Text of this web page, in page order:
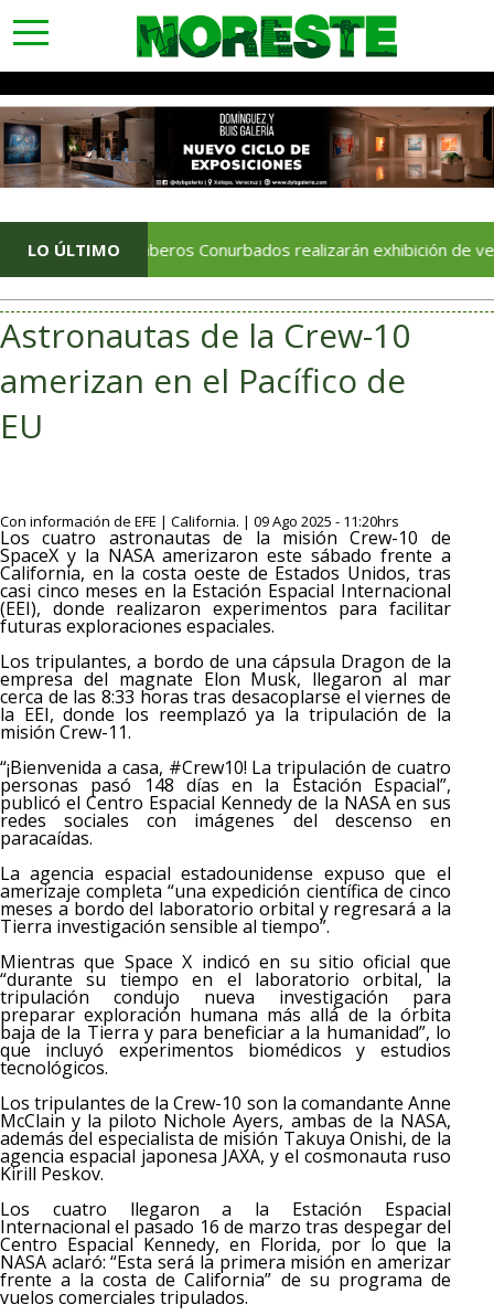
toggle
navigation
LO ÚLTIMO
Bomberos Conurbados realizarán exhibición de vehículos
Astronautas de la Crew-10
amerizan en el Pacífico de
EU
Con información de EFE | California. | 09 Ago 2025 - 11:20hrs
Los cuatro astronautas de la misión Crew-10 de
SpaceX y la NASA amerizaron este sábado frente a
California, en la costa oeste de Estados Unidos, tras
casi cinco meses en la Estación Espacial Internacional
(EEI), donde realizaron experimentos para facilitar
futuras exploraciones espaciales.
Los tripulantes, a bordo de una cápsula Dragon de la
empresa del magnate Elon Musk, llegaron al mar
cerca de las 8:33 horas tras desacoplarse el viernes de
la EEI, donde los reemplazó ya la tripulación de la
misión Crew-11.
“¡Bienvenida a casa, #Crew10! La tripulación de cuatro
personas pasó 148 días en la Estación Espacial”,
publicó el Centro Espacial Kennedy de la NASA en sus
redes sociales con imágenes del descenso en
paracaídas.
La agencia espacial estadounidense expuso que el
amerizaje completa “una expedición científica de cinco
meses a bordo del laboratorio orbital y regresará a la
Tierra investigación sensible al tiempo”.
Mientras que Space X indicó en su sitio oficial que
“durante su tiempo en el laboratorio orbital, la
tripulación condujo nueva investigación para
preparar exploración humana más allá de la órbita
baja de la Tierra y para beneficiar a la humanidad”, lo
que incluyó experimentos biomédicos y estudios
tecnológicos.
Los tripulantes de la Crew-10 son la comandante Anne
McClain y la piloto Nichole Ayers, ambas de la NASA,
además del especialista de misión Takuya Onishi, de la
agencia espacial japonesa JAXA, y el cosmonauta ruso
Kirill Peskov.
Los cuatro llegaron a la Estación Espacial
Internacional el pasado 16 de marzo tras despegar del
Centro Espacial Kennedy, en Florida, por lo que la
NASA aclaró: “Esta será la primera misión en amerizar
frente a la costa de California” de su programa de
vuelos comerciales tripulados.